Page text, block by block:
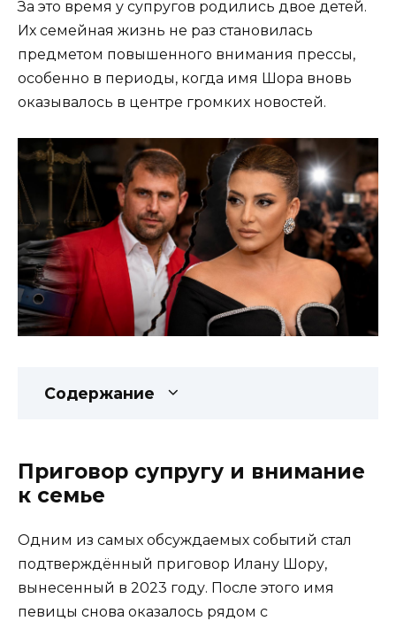
За это время у супругов родились двое детей.
Их семейная жизнь не раз становилась
предметом повышенного внимания прессы,
особенно в периоды, когда имя Шора вновь
оказывалось в центре громких новостей.
Содержание
Приговор супругу и внимание
к семье
Одним из самых обсуждаемых событий стал
подтверждённый приговор Илану Шору,
вынесенный в 2023 году. После этого имя
певицы снова оказалось рядом с